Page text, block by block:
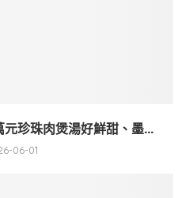
元珍珠肉煲湯好鮮甜、墨...
06-01